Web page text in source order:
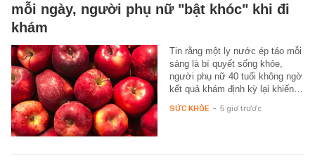
mỗi ngày, người phụ nữ "bật khóc" khi đi
khám
Tin rằng một ly nước ép táo mỗi
sáng là bí quyết sống khỏe,
người phụ nữ 40 tuổi không ngờ
kết quả khám định kỳ lại khiến…
SỨC KHỎE - 5 giờ trước